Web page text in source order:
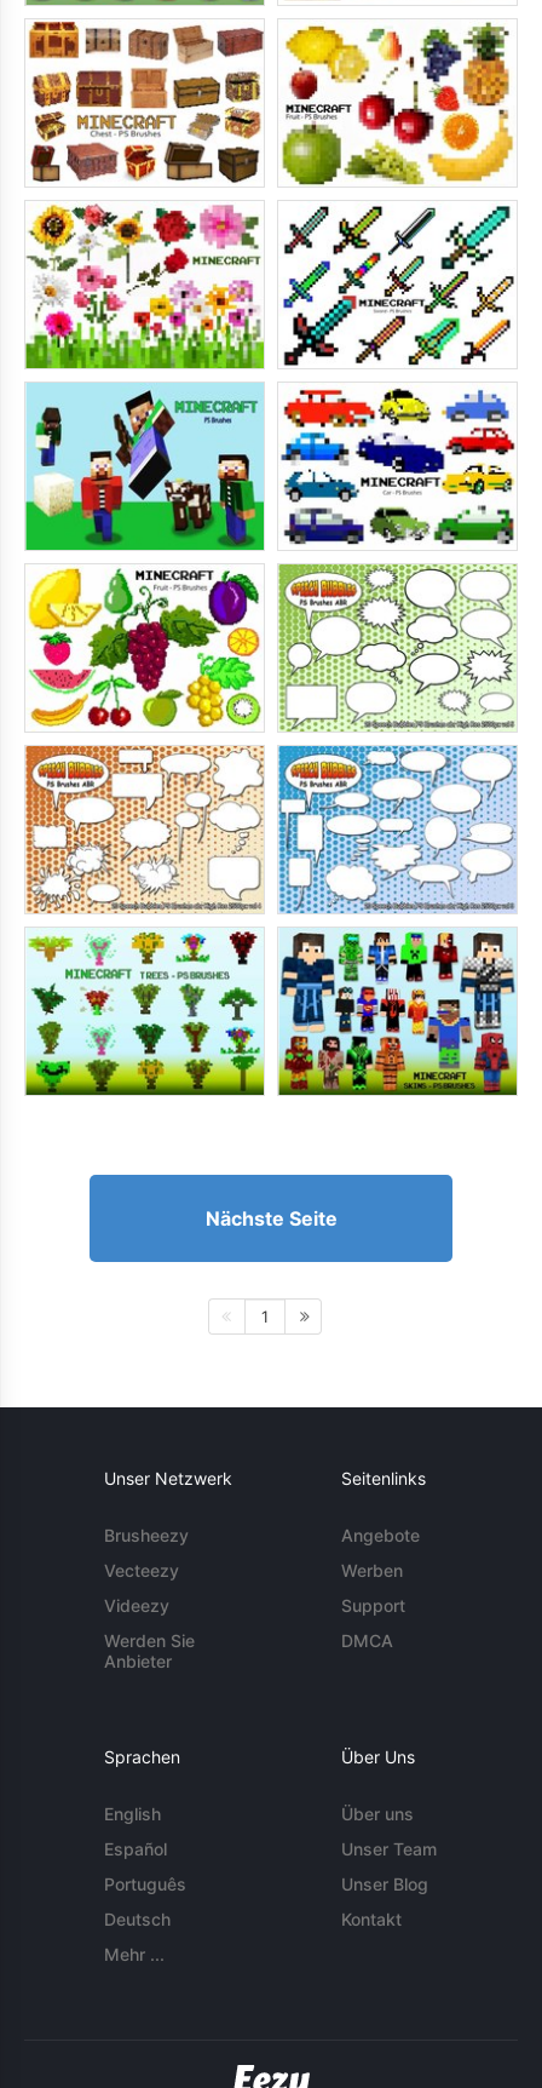
Nächste Seite
1
Unser Netzwerk
Brusheezy
Vecteezy
Videezy
Werden Sie
Anbieter
Seitenlinks
Angebote
Werben
Support
DMCA
Sprachen
English
Español
Português
Deutsch
Mehr ...
Über Uns
Über uns
Unser Team
Unser Blog
Kontakt